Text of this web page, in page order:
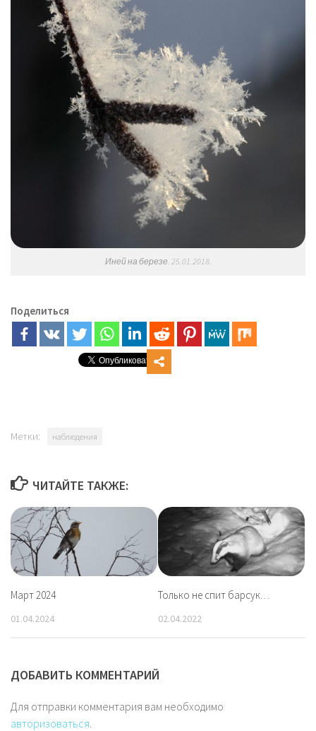
Иней на березе. 25.01.2018.
Поделиться
Метки: наблюдения
ЧИТАЙТЕ ТАКЖЕ:
Март 2024
01.04.2024
Только не спит барсук…
02.04.2022
ДОБАВИТЬ КОММЕНТАРИЙ
Для отправки комментария вам необходимо
авторизоваться